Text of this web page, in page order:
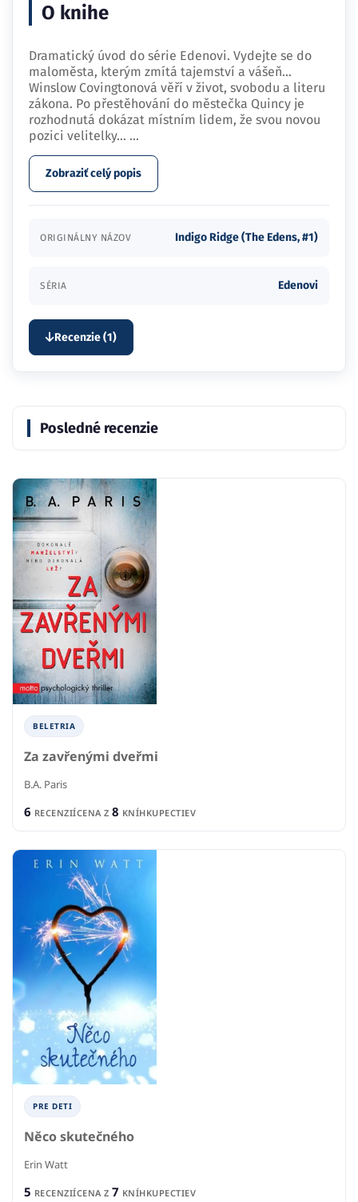
O knihe
Dramatický úvod do série Edenovi. Vydejte se do
maloměsta, kterým zmítá tajemství a vášeň...
Winslow Covingtonová věří v život, svobodu a literu
zákona. Po přestěhování do městečka Quincy je
rozhodnutá dokázat místním lidem, že svou novou
pozici velitelky… ...
Zobraziť celý popis
ORIGINÁLNY NÁZOV Indigo Ridge (The Edens, #1)
SÉRIA Edenovi
Recenzie (1)
Posledné recenzie
BELETRIA
Za zavřenými dveřmi
B.A. Paris
6 RECENZIÍCENA Z 8 KNÍHKUPECTIEV
PRE DETI
Něco skutečného
Erin Watt
5 RECENZIÍCENA Z 7 KNÍHKUPECTIEV